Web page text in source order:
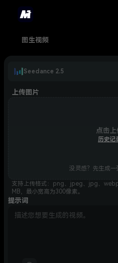
图生视频
Seedance 2.5
上传图片
点击上
历史记
没灵感？先生成一
支持上传格式：png、jpeg、jpg、
MB，最小宽高为300像素。
提示词